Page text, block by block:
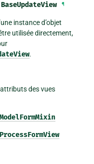
BaseUpdateView ¶
instance d’objet
utilisée directement,
.
des vues